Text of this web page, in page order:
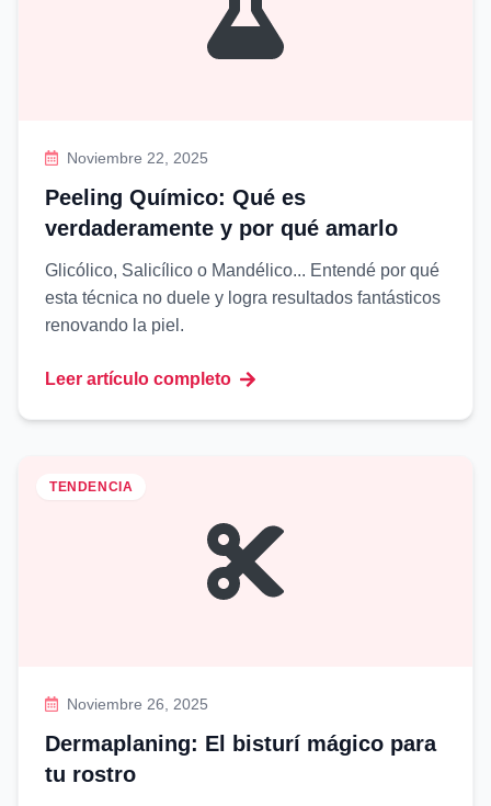
Noviembre 22, 2025
Peeling Químico: Qué es
verdaderamente y por qué amarlo
Glicólico, Salicílico o Mandélico... Entendé por qué
esta técnica no duele y logra resultados fantásticos
renovando la piel.
Leer artículo completo
TENDENCIA
Noviembre 26, 2025
Dermaplaning: El bisturí mágico para
tu rostro